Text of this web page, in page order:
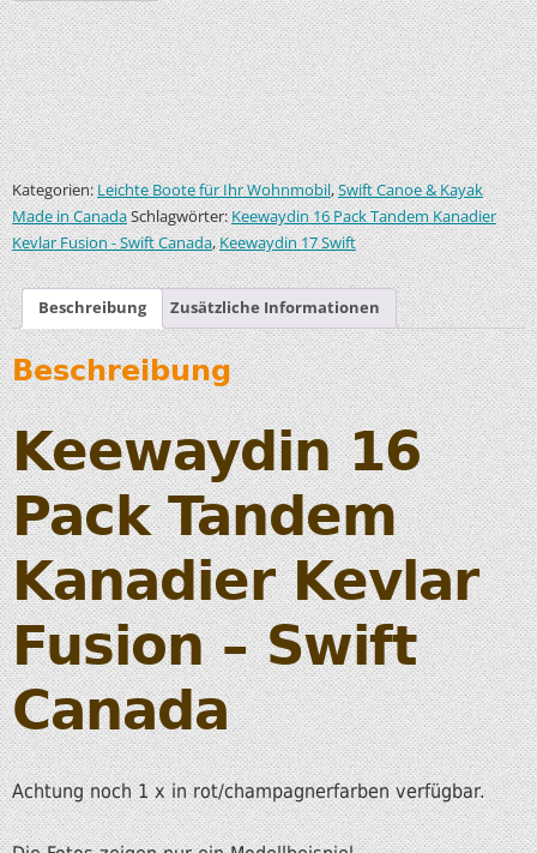
Kategorien:Leichte Boote für Ihr Wohnmobil,Swift Canoe & Kayak
Made in CanadaSchlagwörter:Keewaydin 16 Pack Tandem Kanadier
Kevlar Fusion - Swift Canada,Keewaydin 17 Swift
Beschreibung Zusätzliche Informationen
Beschreibung
Keewaydin 16
Pack Tandem
Kanadier Kevlar
Fusion – Swift
Canada
Achtung noch 1 x in rot/champagnerfarben verfügbar.